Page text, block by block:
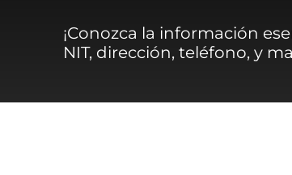
¡Conozca la información
NIT, dirección, teléfono, y